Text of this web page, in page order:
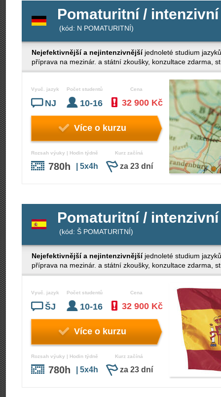
Pomaturitní /
(kód: N POMATURITNÍ)
Nejefektivnější a nejintenzivnějšíjednoleté studium
příprava na mezinár. a státní zkoušky, konzultace zdarma,
Vyuč. jazyk
NJ
Počet studentů
10-16
Cena
32 900 Kč
Více o kurzu
Rozsah výuky | Hodin týdně
780h | 5x4h
Kurz začíná
za 23 dní
Pomaturitní /
(kód: Š POMATURITNÍ)
Nejefektivnější a nejintenzivnějšíjednoleté studium
příprava na mezinár. a státní zkoušky, konzultace zdarma,
Vyuč. jazyk
ŠJ
Počet studentů
10-16
Cena
32 900 Kč
Více o kurzu
Rozsah výuky | Hodin týdně
780h | 5x4h
Kurz začíná
za 23 dní